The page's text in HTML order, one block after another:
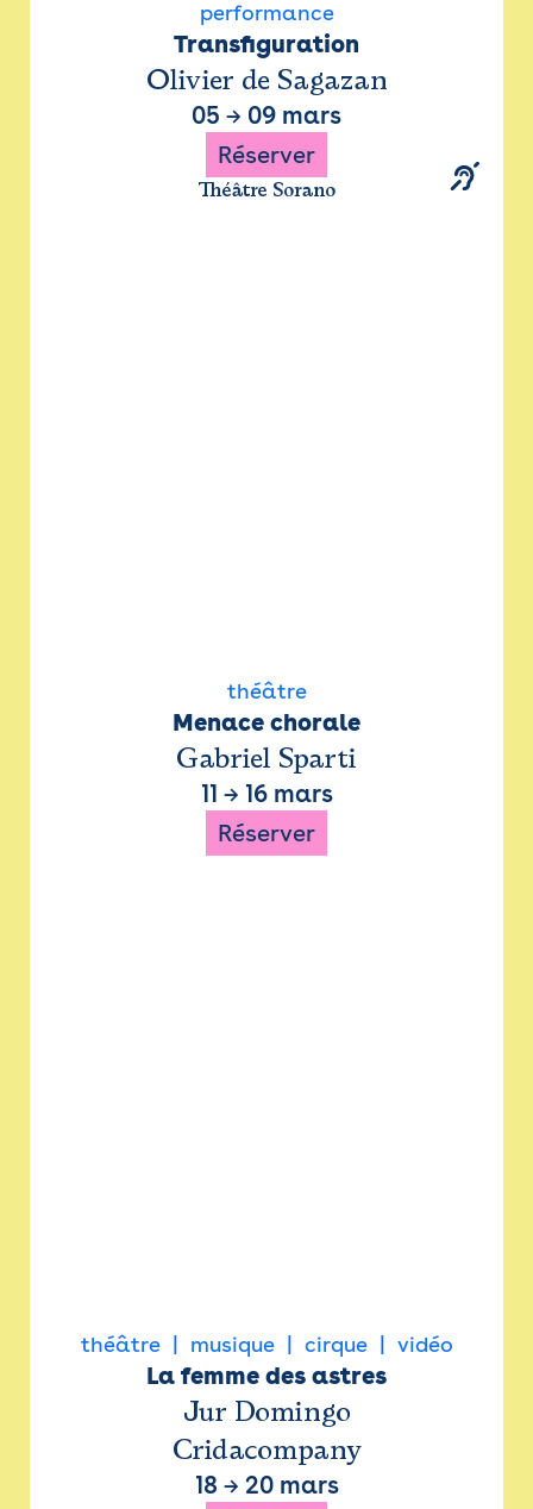
performance
Transfiguration
Olivier de Sagazan
05 → 09 mars
Réserver
Théâtre Sorano
théâtre
Menace chorale
Gabriel Sparti
11 → 16 mars
Réserver
théâtre musique cirque vidéo
La femme des astres
Jur Domingo
Cridacompany
18 → 20 mars